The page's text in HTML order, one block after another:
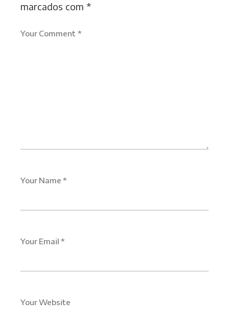
marcados com *
Your Comment *
Your Name *
Your Email *
Your Website